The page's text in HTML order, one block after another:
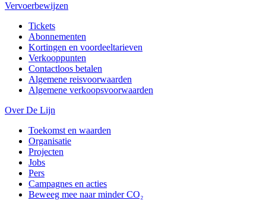
Vervoerbewijzen
Tickets
Abonnementen
Kortingen en voordeeltarieven
Verkooppunten
Contactloos betalen
Algemene reisvoorwaarden
Algemene verkoopsvoorwaarden
Over De Lijn
Toekomst en waarden
Organisatie
Projecten
Jobs
Pers
Campagnes en acties
Beweeg mee naar minder CO₂